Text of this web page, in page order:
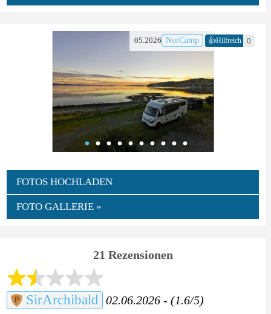
05.2026 NorCamp 👍Hilfreich 0
FOTOS HOCHLADEN
FOTO GALLERIE »
21 Rezensionen
SirArchibald
02.06.2026 - (1.6/5)